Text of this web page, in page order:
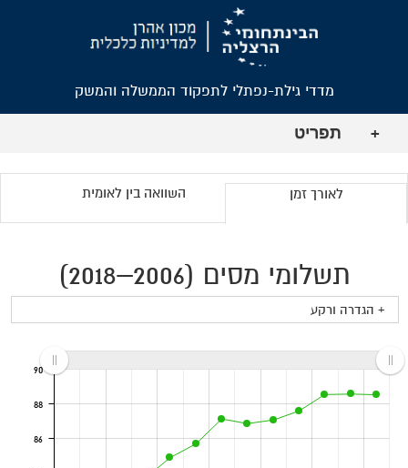
מדדי גילת-נפתלי לתפקוד הממשלה והמשק
+ תפריט
לאורך זמן השוואה בין לאומית
תשלומי מסים (2006–2018)
+ הגדרה ורקע
86
88
90